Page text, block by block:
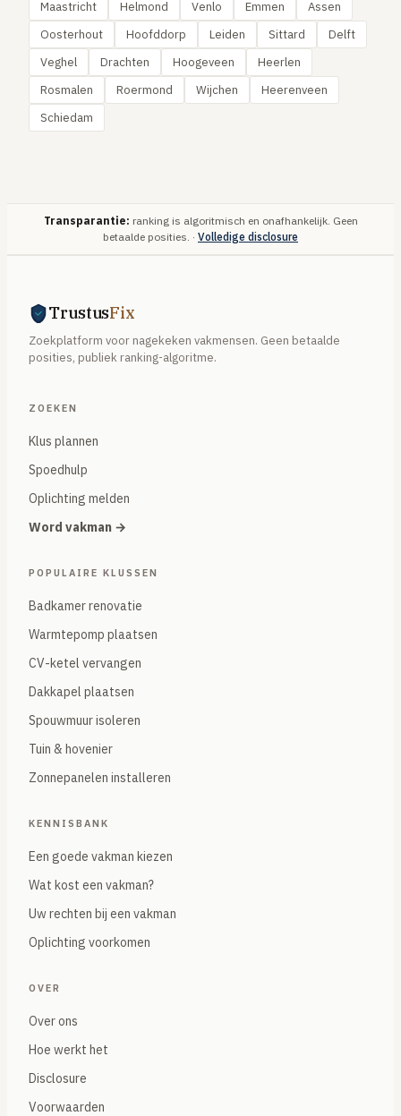
Maastricht Helmond Venlo Emmen
Assen
Oosterhout
Hoofddorp Leiden Sittard
Delft
Veghel
Drachten Hoogeveen
Heerlen
Rosmalen
Roermond Wijchen
Heerenveen
Schiedam
Transparantie: ranking is algoritmisch en onafhankelijk. Geen
betaalde posities. · Volledige disclosure
TrustusFix
Zoekplatform voor nagekeken vakmensen. Geen betaalde
posities, publiek ranking-algoritme.
ZOEKEN
Klus plannen
Spoedhulp
Oplichting melden
Word vakman →
POPULAIRE KLUSSEN
Badkamer renovatie
Warmtepomp plaatsen
CV-ketel vervangen
Dakkapel plaatsen
Spouwmuur isoleren
Tuin & hovenier
Zonnepanelen installeren
KENNISBANK
Een goede vakman kiezen
Wat kost een vakman?
Uw rechten bij een vakman
Oplichting voorkomen
OVER
Over ons
Hoe werkt het
Disclosure
Voorwaarden